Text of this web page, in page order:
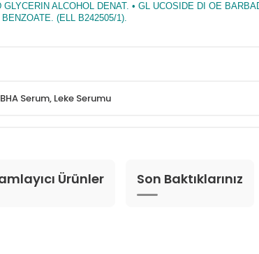
ALCOHOL DENAT. • GL UCOSIDE DI OE
(ELL B242505/1).
Serum, Leke Serumu
Ürünler Son Baktıklarınız